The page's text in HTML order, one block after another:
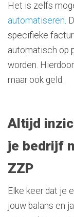
Het is zelfs
automatiseren.
specifieke
automatisch op
worden.
maar ook geld.
Altijd
je bedrijf
ZZP
Elke keer dat je
jouw balans en